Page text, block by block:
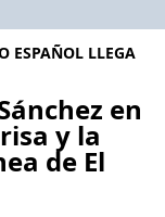
ESPAÑOL LLEGA
en
y la
de El